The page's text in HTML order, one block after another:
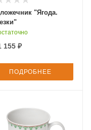
"Ягода.
155 ₽
ПОДРОБНЕЕ